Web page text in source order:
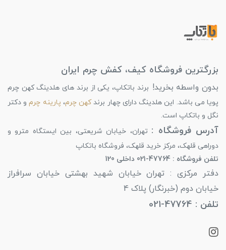
بزرگترین فروشگاه کیف، کفش چرم ایران
بدون واسطه بخرید! برند باتکاپ، یکی از برند های هلدینگ کهن چرم
پویا می باشد. این هلدینگ دارای چهار برندکهن چرم، پارینه چرمو دکتر
نگل و باتکاپ است.
آدرس فروشگاه : تهران، خیابان شریعتی، بین ایستگاه مترو و
دوراهی قلهک، مرکز خرید قلهک، فروشگاه باتکاپ
تلفن فروشگاه : 47764-021 داخلی 120
دفتر مرکزی : تهران خیابان شهید بهشتی خیابان سرافراز
خیابان دوم (خبرنگار) پلاک 4
تلفن : 47764-021